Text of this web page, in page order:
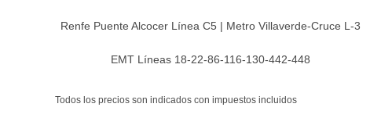
Renfe Puente Alcocer Línea C5 | Metro Villaverde-Cruce L-3
EMT Líneas 18-22-86-116-130-442-448
Todos los precios son indicados con impuestos incluidos